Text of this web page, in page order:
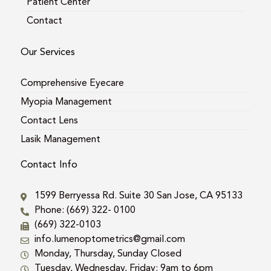
Contact
Our Services
Comprehensive Eyecare
Myopia Management
Contact Lens
Lasik Management
Contact Info
1599 Berryessa Rd. Suite 30 San Jose, CA 95133
Phone: (669) 322- 0100
(669) 322-0103
info.lumenoptometrics@gmail.com
Monday, Thursday, Sunday Closed
Tuesday, Wednesday, Friday: 9am to 6pm